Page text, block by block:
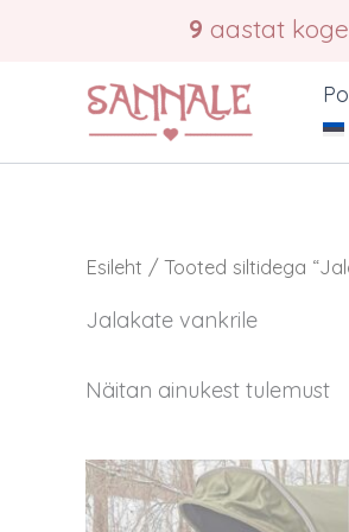
9 aastat
Esileht / Tooted siltidega
Jalakate vankrile
Näitan ainukest tulemust